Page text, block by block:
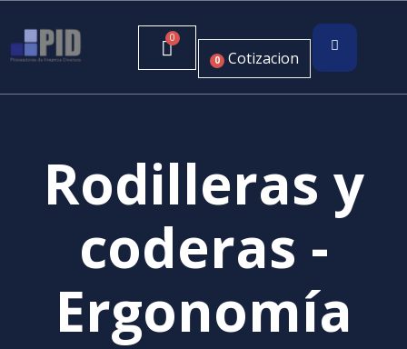
0 Cotizacion
Rodilleras y
coderas -
Ergonomía